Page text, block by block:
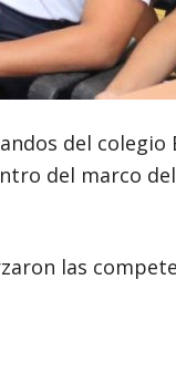
del colegio
del marco
las